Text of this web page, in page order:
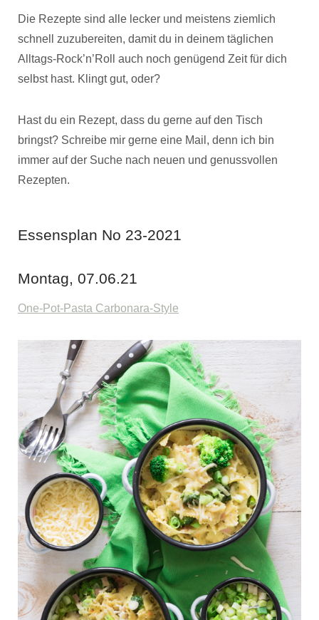
Die Rezepte sind alle lecker und meistens ziemlich
schnell zuzubereiten, damit du in deinem täglichen
Alltags-Rock’n’Roll auch noch genügend Zeit für dich
selbst hast. Klingt gut, oder?
Hast du ein Rezept, dass du gerne auf den Tisch
bringst? Schreibe mir gerne eine Mail, denn ich bin
immer auf der Suche nach neuen und genussvollen
Rezepten.
Essensplan No 23-2021
Montag, 07.06.21
One-Pot-Pasta Carbonara-Style